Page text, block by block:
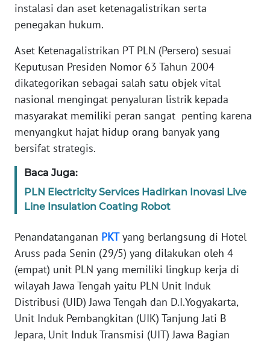
instalasi dan aset ketenagalistrikan serta
penegakan hukum.
Aset Ketenagalistrikan PT PLN (Persero) sesuai
Keputusan Presiden Nomor 63 Tahun 2004
dikategorikan sebagai salah satu objek vital
nasional mengingat penyaluran listrik kepada
masyarakat memiliki peran sangat penting karena
menyangkut hajat hidup orang banyak yang
bersifat strategis.
Baca Juga:
PLN Electricity Services Hadirkan Inovasi Live
Line Insulation Coating Robot
Penandatanganan PKTyang berlangsung di Hotel
Aruss pada Senin (29/5) yang dilakukan oleh 4
(empat) unit PLN yang memiliki lingkup kerja di
wilayah Jawa Tengah yaitu PLN Unit Induk
Distribusi (UID) Jawa Tengah dan D.I.Yogyakarta,
Unit Induk Pembangkitan (UIK) Tanjung Jati B
Jepara, Unit Induk Transmisi (UIT) Jawa Bagian
PEDOMAN
MEDIA
REDAKSI
KARIR
DISCLAIMER
Wahana
Regional
SUMUT
WN
JAKARTA
JABAR